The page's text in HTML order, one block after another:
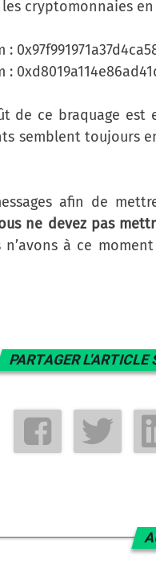
cryptomonnaies
:
:
de ce braquage est
semblent toujours
afin de
ne devez pas
n’avons à ce
PARTAGER L'ARTICLE